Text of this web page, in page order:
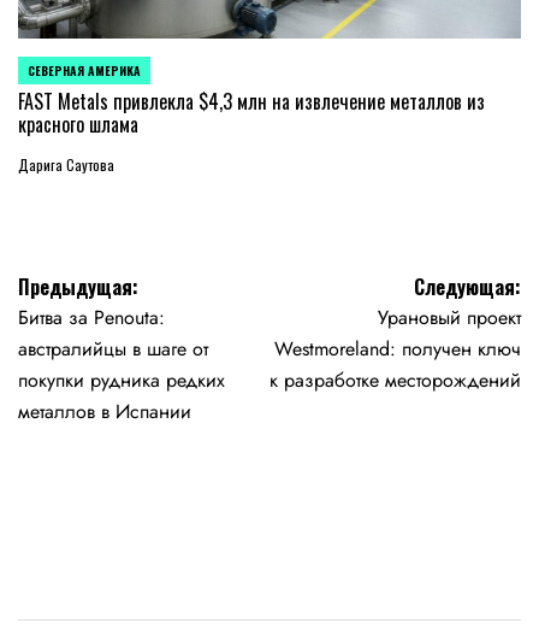
ОПУБЛИКОВАНО
В
СЕВЕРНАЯ АМЕРИКА
FAST Metals привлекла $4,3 млн на извлечение металлов из
красного шлама
Дарига Саутова
Навигация
по
записям
Предыдущая:
Битва за Penouta:
австралийцы в шаге от
покупки рудника редких
металлов в Испании
Следующая:
Урановый проект
Westmoreland: получен ключ
к разработке месторождений